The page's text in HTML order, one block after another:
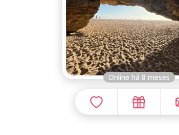
Online há 8 meses